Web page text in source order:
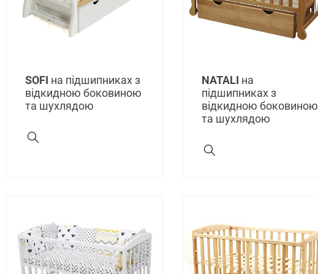
SOFI на підшипниках з
відкидною боковиною
та шухлядою
NATALI на
підшипниках з
відкидною боковиною
та шухлядою